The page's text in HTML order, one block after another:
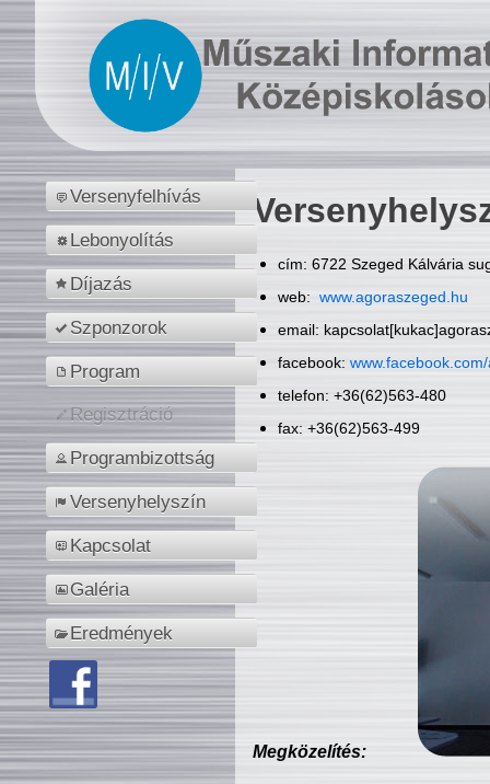
Versenyfelhívás
Lebonyolítás
Díjazás
Szponzorok
Program
Regisztráció
Programbizottság
Versenyhelyszín
Kapcsolat
Galéria
Eredmények
cím: 6722 Szeged Kálvária
web: www.agoraszeged.hu
email:
facebook:
telefon: +36(62)563-480
fax: +36(62)563-499
Megközelítés: